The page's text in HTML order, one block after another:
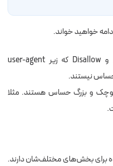
خواهید خواند.
دستورالعمل‌هایی مانند Allow و Disallow که زیر user-agent
نیستند.
و بزرگ حساس هستند. مثلا
برای بخش‌های مختلف‌شان دارند.